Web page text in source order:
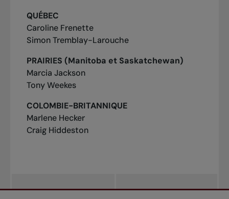
« Tournoi de l’année » 2024
Le prix du tournoi de l’année est décerné à un
exceptionnelle et bien accueillie par les joueur(-
euse)s et les officiel(le)s.
QUÉBEC
Caroline Frenette
Simon Tremblay-Larouche
PRAIRIES (Manitoba et Saskatchewan)
Marcia Jackson
Tony Weekes
COLOMBIE-BRITANNIQUE
Marlene Hecker
Craig Hiddeston